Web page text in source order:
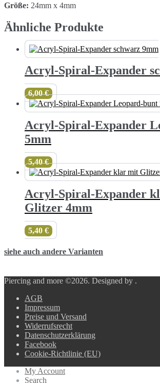
Größe: 24mm x 4mm
Ähnliche Produkte
Acryl-Spiral-Expander
6,00€
Acryl-Spiral-Expander
5mm
5,40€
Acryl-Spiral-Expander
Glitzer 4mm
5,40 €
siehe auch andere Varianten
Piercing and more ©2026. Designed by .
AGB
Impressum
Preise und Versand
Widerrufsrecht
Datenschutzerklärung
Facebook
Cookie-Richtlinie (EU)
My Account
Search